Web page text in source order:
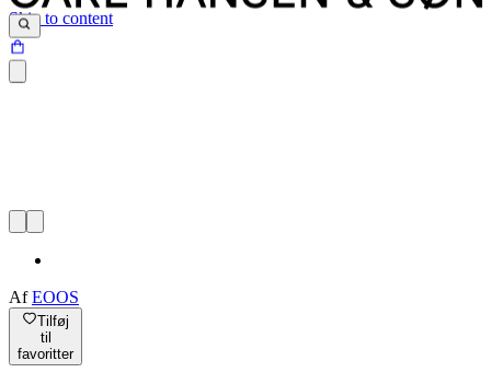
Skip to content
AfEOOS
Tilføj
til
favoritter